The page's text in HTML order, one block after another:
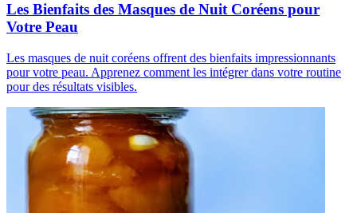
Les Bienfaits des Masques de Nuit Coréens pour
Votre Peau
Les masques de nuit coréens offrent des bienfaits impressionnants
pour votre peau. Apprenez comment les intégrer dans votre routine
pour des résultats visibles.